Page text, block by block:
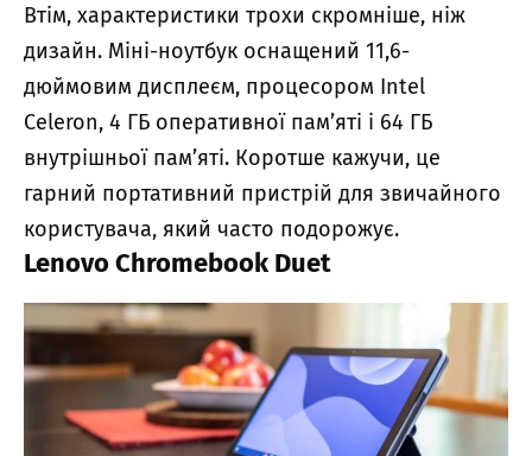
Втім, характеристики трохи скромніше, ніж
дизайн. Міні-ноутбук оснащений 11,6-
дюймовим дисплеєм, процесором Intel
Celeron, 4 ГБ оперативної пам’яті і 64 ГБ
внутрішньої пам’яті. Коротше кажучи, це
гарний портативний пристрій для звичайного
користувача, який часто подорожує.
Lenovo Chromebook Duet